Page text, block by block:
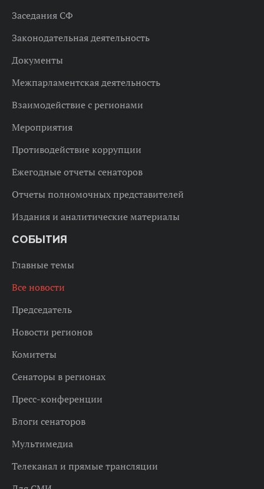
Заседания СФ
Законодательная деятельность
Документы
Межпарламентская деятельность
Взаимодействие с регионами
Мероприятия
Противодействие коррупции
Ежегодные отчеты сенаторов
Отчеты полномочных представителей
Издания и аналитические материалы
СОБЫТИЯ
Главные темы
Все новости
Председатель
Новости регионов
Комитеты
Сенаторы в регионах
Пресс-конференции
Блоги сенаторов
Мультимедиа
Телеканал и прямые трансляции